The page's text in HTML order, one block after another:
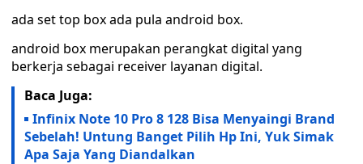
ada set top box ada pula android box.
android box merupakan perangkat digital yang
berkerja sebagai receiver layanan digital.
Baca Juga:
Infinix Note 10 Pro 8 128 Bisa Menyaingi Brand
Sebelah! Untung Banget Pilih Hp Ini, Yuk Simak
Apa Saja Yang Diandalkan